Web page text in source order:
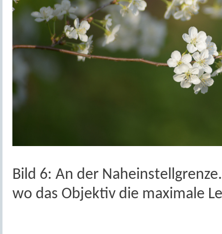
Bild 6: An der
wo das Objektiv die maximale